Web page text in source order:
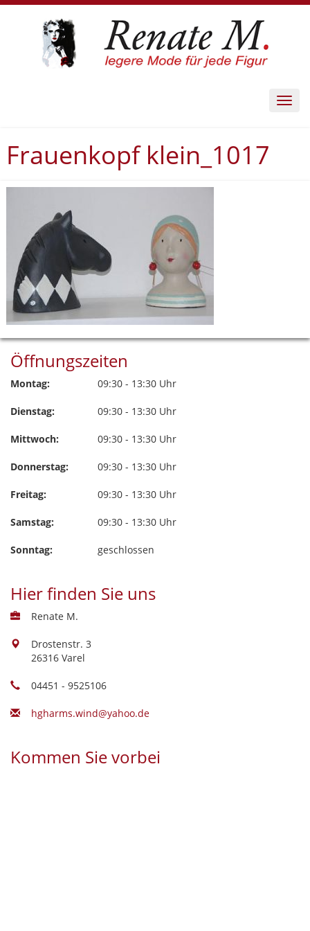
Frauenkopf klein_1017
Öffnungszeiten
Montag: 09:30 - 13:30 Uhr
Dienstag: 09:30 - 13:30 Uhr
Mittwoch: 09:30 - 13:30 Uhr
Donnerstag: 09:30 - 13:30 Uhr
Freitag: 09:30 - 13:30 Uhr
Samstag: 09:30 - 13:30 Uhr
Sonntag: geschlossen
Hier finden Sie uns
Renate M.
Drostenstr. 3
26316 Varel
04451 - 9525106
hgharms.wind@yahoo.de
Kommen Sie vorbei